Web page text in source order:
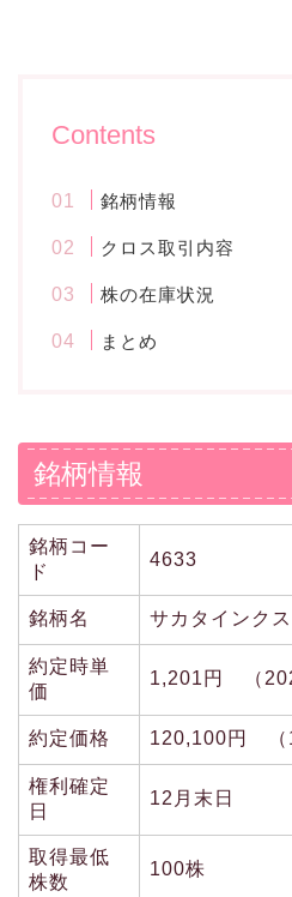
Contents
銘柄情報
クロス取引内容
株の在庫状況
まとめ
銘柄情報
銘柄コー
ド
4633
銘柄名 サカタインクス
約定時単
価
1,201円 （
約定価格 120,100円 （
権利確定
日
12月末日
取得最低
株数
100株